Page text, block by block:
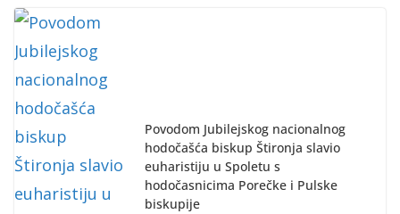
Povodom Jubilejskog nacionalnog
hodočašća biskup Štironja slavio
euharistiju u Spoletu s
hodočasnicima Porečke i Pulske
biskupije